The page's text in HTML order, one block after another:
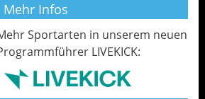
Mehr Infos
Sportarten in unserem neuen
LIVEKICK: